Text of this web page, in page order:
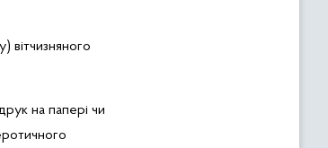
вітчизняного
на папері чи